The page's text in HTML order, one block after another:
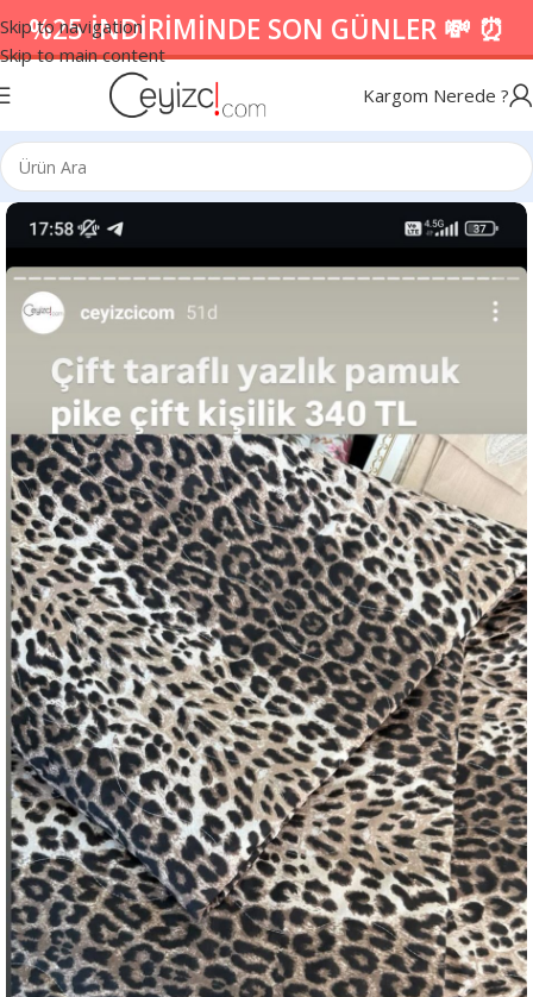
Skip to navigation
Skip to main content
%25 İNDİRİMİNDE SON GÜNLER 💸 ⏰
Kargom Nerede ?